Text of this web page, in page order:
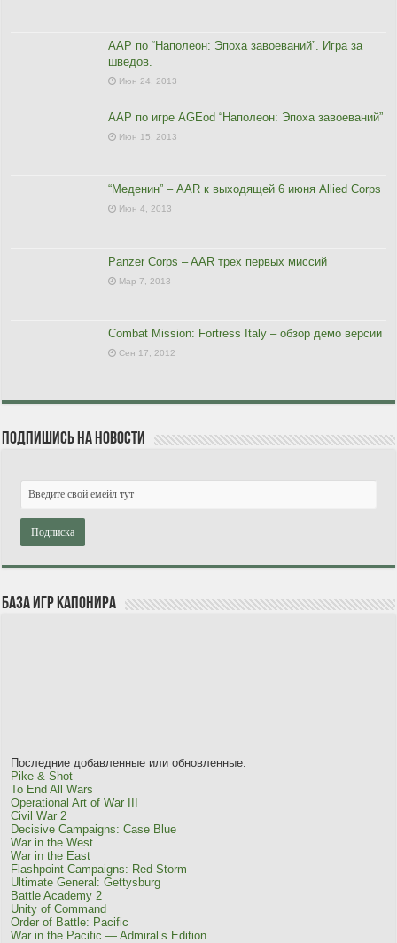
ААР по “Наполеон: Эпоха завоеваний”. Игра за
шведов.
Июн 24, 2013
ААР по игре AGEod “Наполеон: Эпоха завоеваний”
Июн 15, 2013
“Меденин” – AAR к выходящей 6 июня Allied Corps
Июн 4, 2013
Panzer Corps – AAR трех первых миссий
Мар 7, 2013
Combat Mission: Fortress Italy – обзор демо версии
Сен 17, 2012
Подпишись на новости
База игр Капонира
Последние добавленные или обновленные:
Pike & Shot
To End All Wars
Operational Art of War III
Civil War 2
Decisive Campaigns: Case Blue
War in the West
War in the East
Flashpoint Campaigns: Red Storm
Ultimate General: Gettysburg
Battle Academy 2
Unity of Command
Order of Battle: Pacific
War in the Pacific — Admiral’s Edition